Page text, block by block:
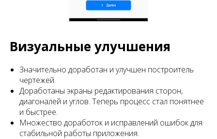
Визуальные улучшения
Значительно доработан и улучшен построитель
чертежей.
Доработаны экраны редактирования сторон,
диагоналей и углов. Теперь процесс стал понятнее
и быстрее.
Множество доработок и исправлений ошибок для
стабильной работы приложения.